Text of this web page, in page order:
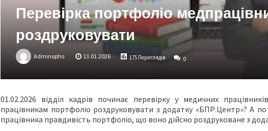
Перевірка портфоліо
роздруковувати
Adminopho 13.01.2026 175 Переглядів 0
01.02.2026 відділ кадрів починає перевірку у медичних
працівникам портфоліо роздруковувати з додатку «БПР.Центр»? А
працівника правдивість портфоліо, що воно дійсно роздруковане з